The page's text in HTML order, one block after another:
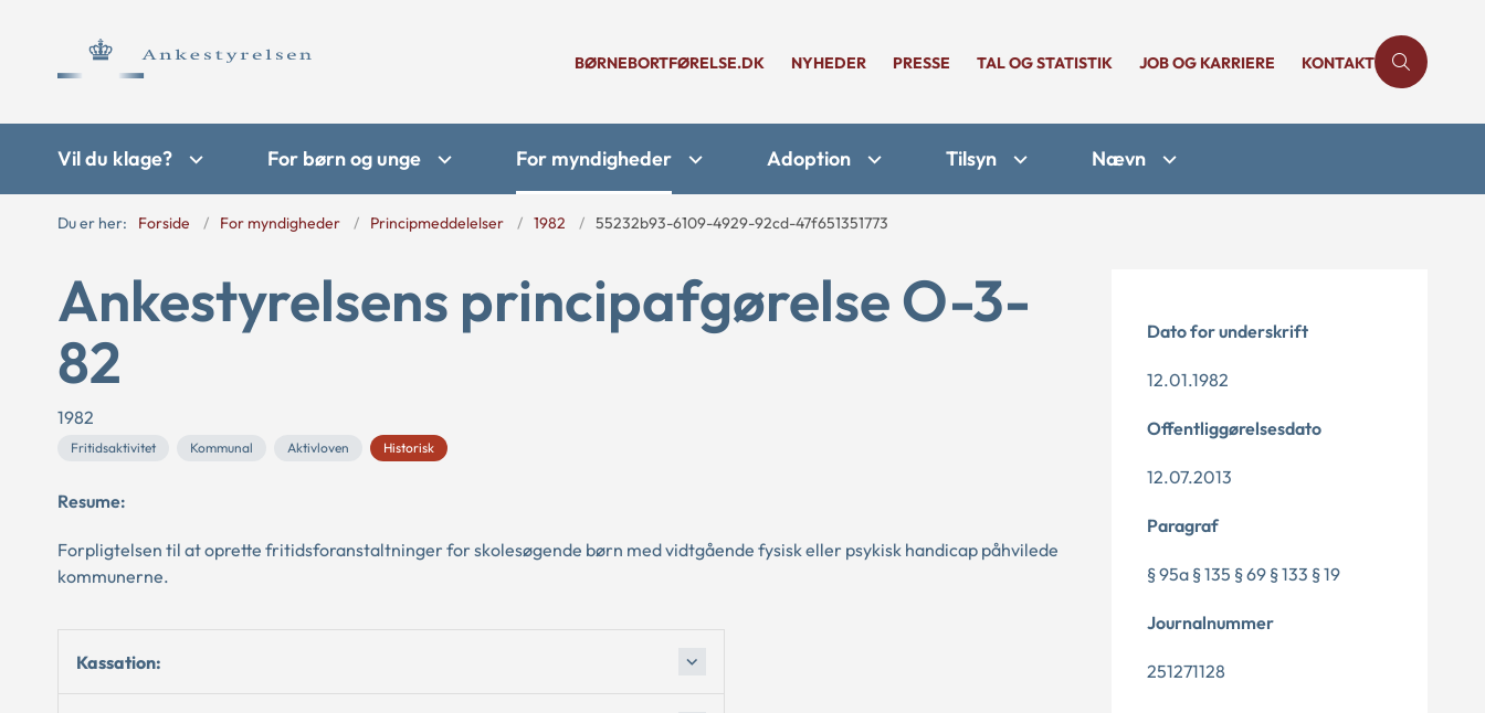
BØRNEBORTFØRELSE.DK NYHEDER PRESSE TAL OG STATISTIK JOB OG KARRIERE KONTAKT
Vil du klage? For børn og unge For myndigheder Adoption Tilsyn Nævn
Du er her: Forside For myndigheder Principmeddelelser 1982 55232b93-6109-4929-92cd-47f651351773
Ankestyrelsens principafgørelse O-3-
82
1982
Fritidsaktivitet Kommunal Aktivloven Historisk
Resume:
Forpligtelsen til at oprette fritidsforanstaltninger for skolesøgende børn med vidtgående fysisk eller psykisk handicap påhvilede
kommunerne.
Kassation:
Dato for underskrift
12.01.1982
Offentliggørelsesdato
12.07.2013
Paragraf
§ 95a § 135 § 69 § 133 § 19
Journalnummer
251271128